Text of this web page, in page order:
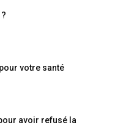
votre santé
avoir refusé la